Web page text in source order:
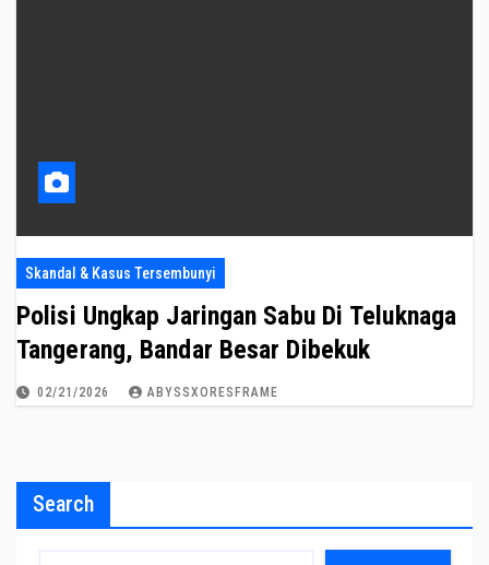
Skandal & Kasus Tersembunyi
Polisi Ungkap Jaringan Sabu Di Teluknaga
Tangerang, Bandar Besar Dibekuk
02/21/2026 ABYSSXORESFRAME
Search